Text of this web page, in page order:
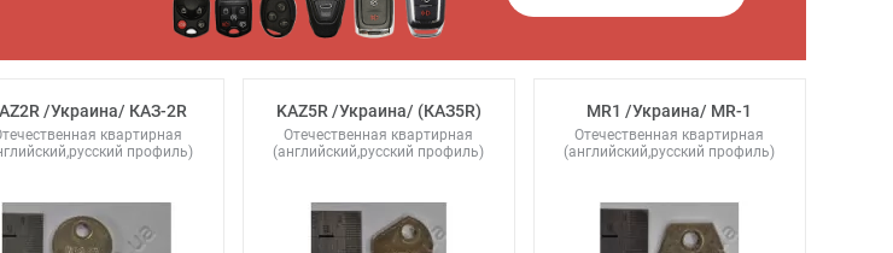
/Украина/ КАЗ-2R
квартирная
профиль)
KAZ5R /Украина/ (КАЗ5R)
Отечественная квартирная
(английский,русский профиль)
MR1 /Украина/ MR-1
Отечественная квартирная
(английский,русский профиль)